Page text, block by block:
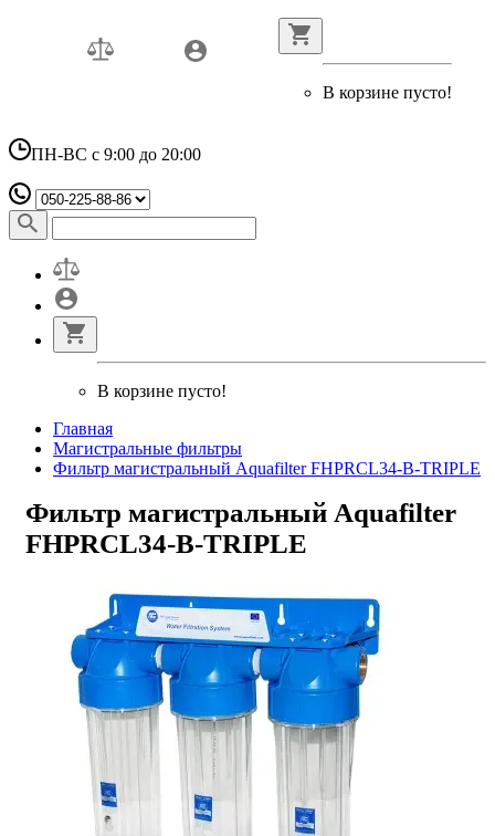
В корзине пусто!
ПН-ВС с 9:00 до 20:00
В корзине пусто!
Главная
Магистральные фильтры
Фильтр магистральный Aquafilter FHPRCL34-B-TRIPLE
Фильтр магистральный Aquafilter
FHPRCL34-B-TRIPLE